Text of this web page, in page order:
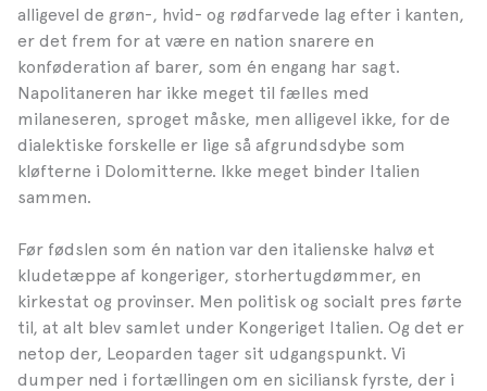
alligevel de grøn-, hvid- og rødfarvede lag efter i kanten,
er det frem for at være en nation snarere en
konføderation af barer, som én engang har sagt.
Napolitaneren har ikke meget til fælles med
milaneseren, sproget måske, men alligevel ikke, for de
dialektiske forskelle er lige så afgrundsdybe som
kløfterne i Dolomitterne. Ikke meget binder Italien
sammen.
Før fødslen som én nation var den italienske halvø et
kludetæppe af kongeriger, storhertugdømmer, en
kirkestat og provinser. Men politisk og socialt pres førte
til, at alt blev samlet under Kongeriget Italien. Og det er
netop der, Leoparden tager sit udgangspunkt. Vi
dumper ned i fortællingen om en siciliansk fyrste, der i